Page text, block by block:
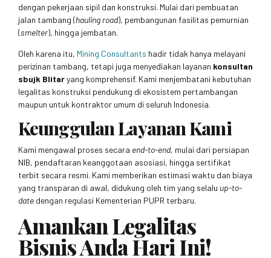
dengan pekerjaan sipil dan konstruksi. Mulai dari pembuatan
jalan tambang (hauling road), pembangunan fasilitas pemurnian
(smelter), hingga jembatan.
Oleh karena itu, Mining Consultants hadir tidak hanya melayani
perizinan tambang, tetapi juga menyediakan layanan konsultan
sbujk Blitaryang komprehensif. Kami menjembatani kebutuhan
legalitas konstruksi pendukung di ekosistem pertambangan
maupun untuk kontraktor umum di seluruh Indonesia.
Keunggulan Layanan Kami
Kami mengawal proses secara end-to-end, mulai dari persiapan
NIB, pendaftaran keanggotaan asosiasi, hingga sertifikat
terbit secara resmi. Kami memberikan estimasi waktu dan biaya
yang transparan di awal, didukung oleh tim yang selalu up-to-
date dengan regulasi Kementerian PUPR terbaru.
Amankan Legalitas
Bisnis Anda Hari Ini!